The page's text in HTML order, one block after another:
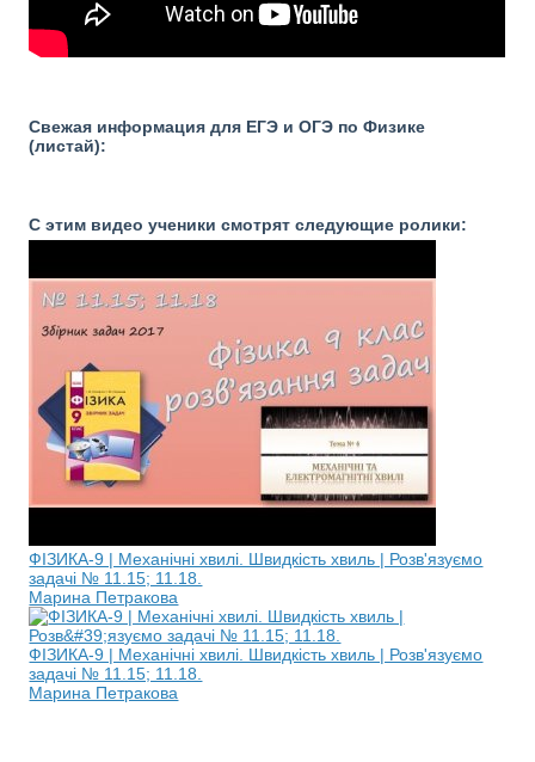
Свежая информация для ЕГЭ и ОГЭ по Физике
(листай):
С этим видео ученики смотрят следующие ролики:
ФІЗИКА-9 | Механічні хвилі. Швидкість хвиль | Розв'язуємо
задачі № 11.15; 11.18.
Марина Петракова
ФІЗИКА-9 | Механічні хвилі. Швидкість хвиль | Розв'язуємо
задачі № 11.15; 11.18.
Марина Петракова